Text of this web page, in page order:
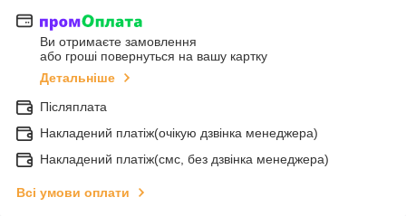
Ви отримаєте замовлення
або гроші повернуться на вашу картку
Детальніше
Післяплата
Накладений платіж(очікую дзвінка менеджера)
Накладений платіж(смс, без дзвінка менеджера)
Всі умови оплати